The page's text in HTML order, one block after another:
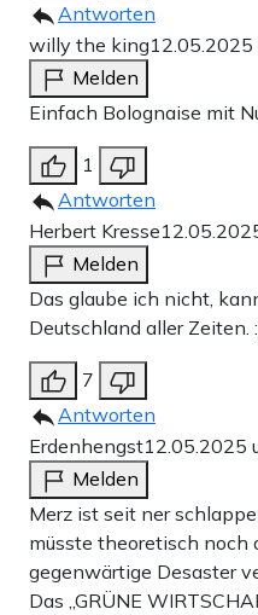
Antworten
willy the king
Melden
Einfach Bolognaise mit
1
Antworten
Herbert Kresse
Melden
Das glaube ich nicht,
Deutschland aller Zeiten.
7
Antworten
Erdenhengst12.05.2025
Melden
Merz ist seit ner
müsste theoretisch noch
gegenwärtige Desaster
Das „GRÜNE